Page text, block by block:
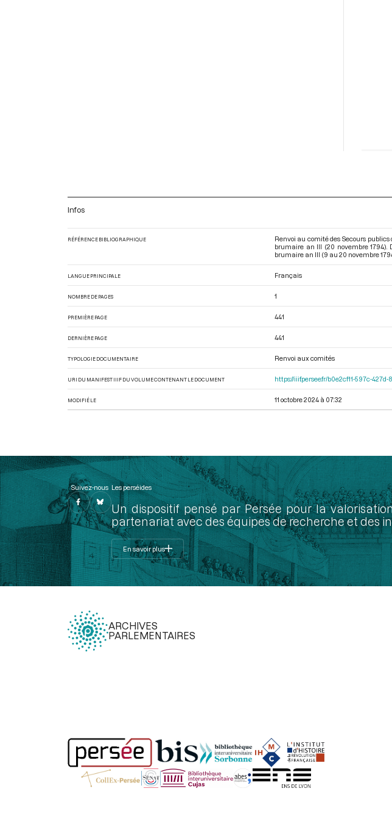
Infos
RÉFÉRENCE BIBLIOGRAPHIQUE
Renvoi au comité des Secours
brumaire an III (20 novembre
brumaire an III (9 au 20 novembre
LANGUE PRINCIPALE Français
NOMBRE DE PAGES 1
PREMIÈRE PAGE 441
DERNIÈRE PAGE 441
TYPOLOGIE DOCUMENTAIRE Renvoi aux comités
URI DU MANIFEST IIIF DU VOLUME CONTENANT LE DOCUMENT https://iiif.persee.fr/b0e2cf11-597c-
MODIFIÉ LE 11 octobre 2024 à 07:32
Suivez-nous Les perséides
Un dispositif pensé par Persée pour la
partenariat avec des équipes de recherche et des
En savoir plus
ARCHIVES
PARLEMENTAIRES